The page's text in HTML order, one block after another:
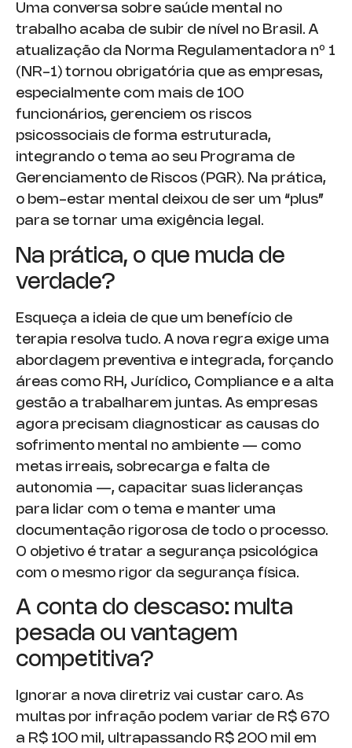
Uma conversa sobre saúde mental no
trabalho acaba de subir de nível no Brasil. A
atualização da Norma Regulamentadora nº 1
(NR-1) tornou obrigatória que as empresas,
especialmente com mais de 100
funcionários, gerenciem os riscos
psicossociais de forma estruturada,
integrando o tema ao seu Programa de
Gerenciamento de Riscos (PGR). Na prática,
o bem-estar mental deixou de ser um “plus”
para se tornar uma exigência legal.
Na prática, o que muda de
verdade?
Esqueça a ideia de que um benefício de
terapia resolva tudo. A nova regra exige uma
abordagem preventiva e integrada, forçando
áreas como RH, Jurídico, Compliance e a alta
gestão a trabalharem juntas. As empresas
agora precisam diagnosticar as causas do
sofrimento mental no ambiente — como
metas irreais, sobrecarga e falta de
autonomia —, capacitar suas lideranças
para lidar com o tema e manter uma
documentação rigorosa de todo o processo.
O objetivo é tratar a segurança psicológica
com o mesmo rigor da segurança física.
A conta do descaso: multa
pesada ou vantagem
competitiva?
Ignorar a nova diretriz vai custar caro. As
multas por infração podem variar de R$ 670
a R$ 100 mil, ultrapassando R$ 200 mil em